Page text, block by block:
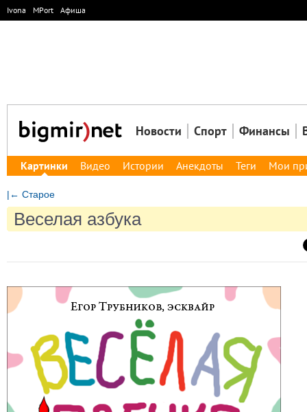
Ivona MPort Афиша
Новости Спорт Финансы
Картинки Видео Истории Анекдоты Теги Мои
|← Старое
Веселая азбука